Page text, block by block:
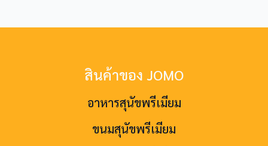
สินค้าของ JOMO
อาหารสุนัขพรีเมียม
ขนมสุนัขพรีเมียม